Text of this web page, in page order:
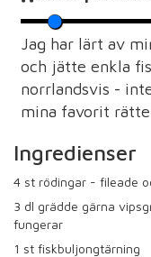
Jag har lärt av
och jätte enkla
norrlandsvis -
mina favorit
Ingredienser
4 st rödingar - fileade
3 dl grädde gärna
fungerar
1 st fiskbuljongtärning